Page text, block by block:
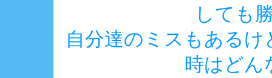
しても
自分達のミスもある
時はどん